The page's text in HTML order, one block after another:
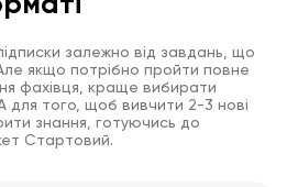
залежно від завдань, що
якщо потрібно пройти повне
фахівця, краще вибирати
для того, щоб вивчити 2-3 нові
знання, готуючись до
Стартовий.